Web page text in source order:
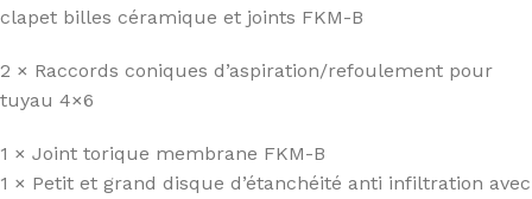
clapet billes céramique et joints FKM-B
2 × Raccords coniques d’aspiration/refoulement pour
tuyau 4×6
1 × Joint torique membrane FKM-B
1 × Petit et grand disque d’étanchéité anti infiltration avec